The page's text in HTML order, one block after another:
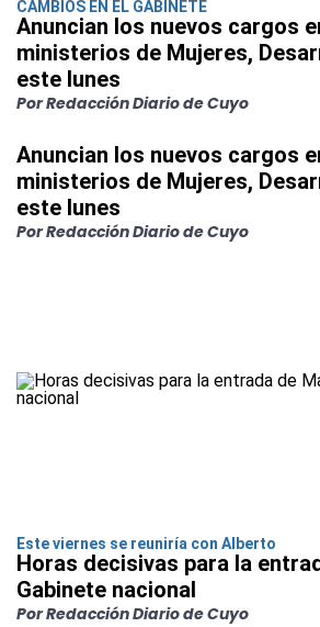
CAMBIOS EN EL GABINETE
Anuncian los nuevos cargos
ministerios de Mujeres,
este lunes
Por Redacción Diario de Cuyo
Anuncian los nuevos cargos
ministerios de Mujeres,
este lunes
Por Redacción Diario de Cuyo
Este viernes se reuniría con Alberto
Horas decisivas para la
Gabinete nacional
Por Redacción Diario de Cuyo